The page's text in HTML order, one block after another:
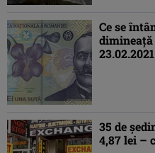
Ce se
23.02.2021
35 de
4,87 lei –